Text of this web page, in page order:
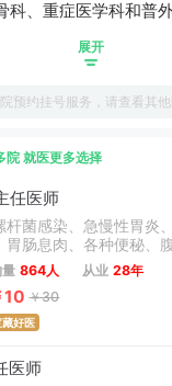
、重症医学科和普外
展开
预约挂号服务，请查看其
院 就医更多选择
任医师
杆菌感染、急慢性胃炎
胃肠息肉、各种便秘、
病多发病的诊治及消化
功能性胃肠病及一些疑
得良好的疗效。
864人 从业 28年
10 ￥30
藏好医
医师